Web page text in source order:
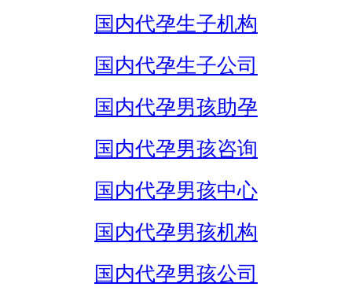
国内代孕生子机构
国内代孕生子公司
国内代孕男孩助孕
国内代孕男孩咨询
国内代孕男孩中心
国内代孕男孩机构
国内代孕男孩公司